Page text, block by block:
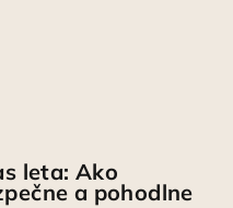
leta: Ako
a pohodlne